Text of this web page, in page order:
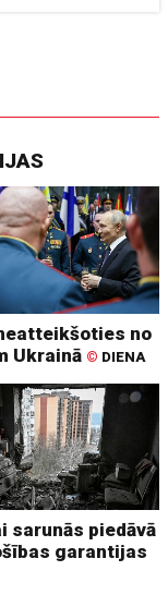
no
Ukrainā © DIENA
sarunās piedāvā
garantijas